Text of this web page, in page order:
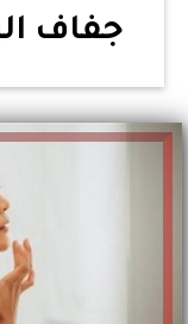
جفاف